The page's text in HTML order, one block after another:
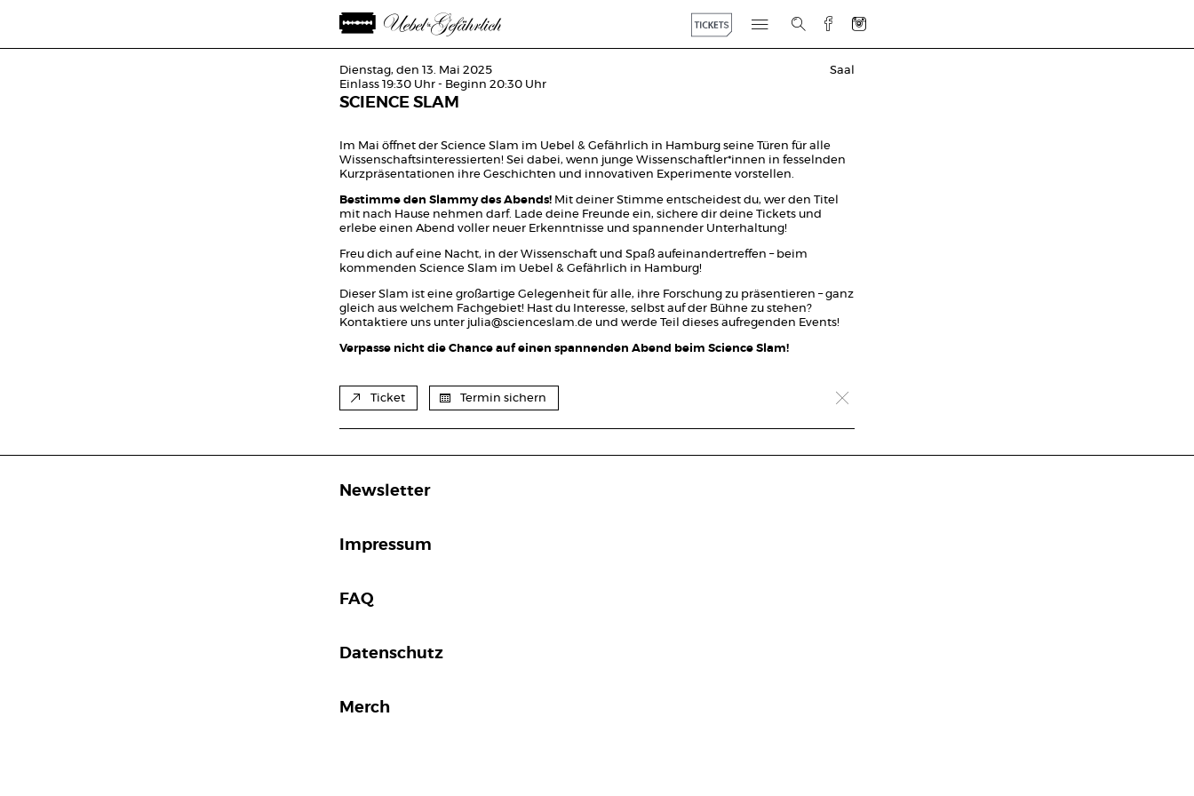
Dienstag, den 13. Mai 2025
Einlass 19:30 Uhr - Beginn 20:30 Uhr
SCIENCE SLAM
Saal
Im Mai öffnet der Science Slam im Uebel & Gefährlich in Hamburg seine Türen für alle
Wissenschaftsinteressierten! Sei dabei, wenn junge Wissenschaftler*innen in fesselnden
Kurzpräsentationen ihre Geschichten und innovativen Experimente vorstellen.
Bestimme den Slammy des Abends! Mit deiner Stimme entscheidest du, wer den Titel
mit nach Hause nehmen darf. Lade deine Freunde ein, sichere dir deine Tickets und
erlebe einen Abend voller neuer Erkenntnisse und spannender Unterhaltung!
Freu dich auf eine Nacht, in der Wissenschaft und Spaß aufeinandertreffen – beim
kommenden Science Slam im Uebel & Gefährlich in Hamburg!
Dieser Slam ist eine großartige Gelegenheit für alle, ihre Forschung zu präsentieren – ganz
gleich aus welchem Fachgebiet! Hast du Interesse, selbst auf der Bühne zu stehen?
Kontaktiere uns unter julia@scienceslam.de und werde Teil dieses aufregenden Events!
Verpasse nicht die Chance auf einen spannenden Abend beim Science Slam!
Ticket Termin sichern
Newsletter
Impressum
FAQ
Datenschutz
Merch